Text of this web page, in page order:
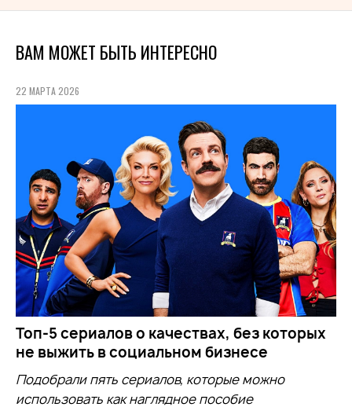
ВАМ МОЖЕТ БЫТЬ ИНТЕРЕСНО
22 МАРТА 2026
Топ-5 сериалов о качествах, без которых
не выжить в социальном бизнесе
Подобрали пять сериалов, которые можно
использовать как наглядное пособие